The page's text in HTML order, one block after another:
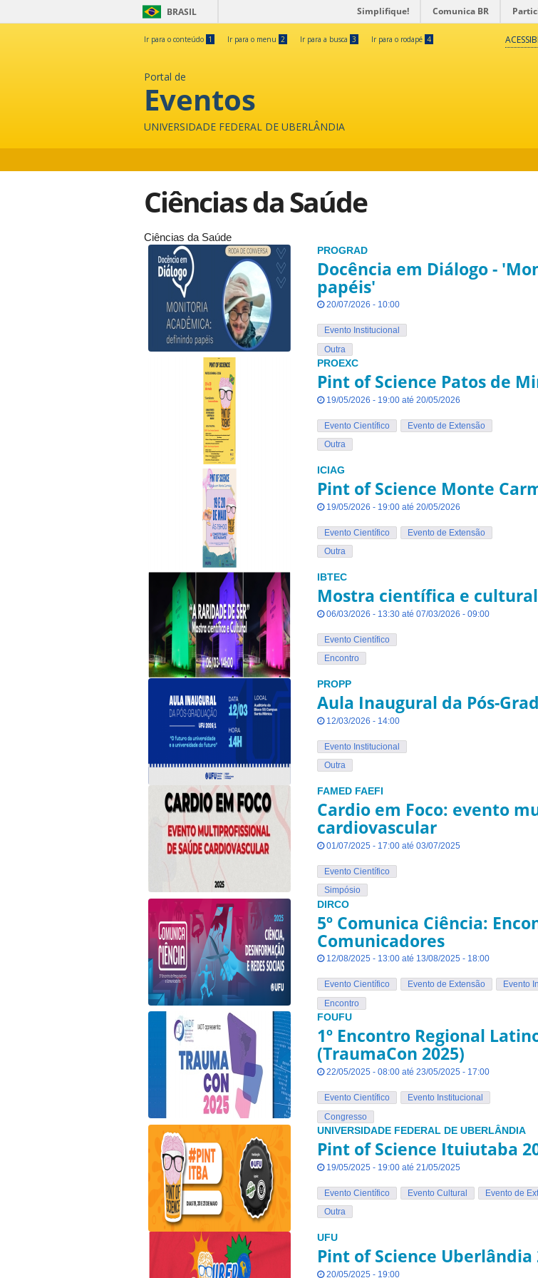
BRASIL Simplifique! Comunica BR
Ir para o conteúdo 1 Ir para o menu 2 Ir para a busca 3 Ir para o rodapé 4
Portal de
Eventos
UNIVERSIDADE FEDERAL DE UBERLÂNDIA
Ciências da Saúde
Ciências da Saúde
PROGRAD
Docência em Diálogo -
papéis'
20/07/2026 - 10:00
Evento Institucional
Outra
PROEXC
Pint of Science Patos de
19/05/2026 - 19:00 até 20/05/2026
Evento Científico
Evento de Extensão
Outra
ICIAG
Pint of Science Monte
19/05/2026 - 19:00 até 20/05/2026
Evento Científico
Evento de Extensão
Outra
IBTEC
Mostra científica e
06/03/2026 - 13:30 até 07/03/2026 - 09:00
Evento Científico
Encontro
PROPP
Aula Inaugural da Pós-
12/03/2026 - 14:00
Evento Institucional
Outra
FAMED FAEFI
Cardio em Foco: evento
cardiovascular
01/07/2025 - 17:00 até 03/07/2025
Evento Científico
Simpósio
DIRCO
5º Comunica Ciência:
Comunicadores
12/08/2025 - 13:00 até 13/08/2025 - 18:00
Evento Científico Evento de Extensão
Evento
Encontro
FOUFU
1º Encontro Regional
(TraumaCon 2025)
22/05/2025 - 08:00 até 23/05/2025 - 17:00
Evento Científico
Evento Institucional
Congresso
UNIVERSIDADE FEDERAL DE UBERLÂNDIA
Pint of Science Ituiutaba
19/05/2025 - 19:00 até 21/05/2025
Evento Científico Evento Cultural
Evento de
Outra
UFU
Pint of Science Uberlândia
20/05/2025 - 19:00